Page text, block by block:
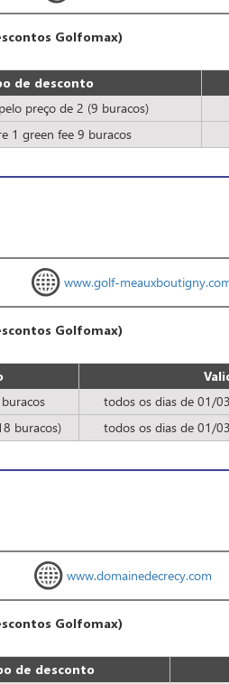
Golfomax)
de desconto
preço de 2 (9 buracos)
1 green fee 9 buracos
www.golf-
Golfomax)
todos os dias de 01/
buracos) todos os dias de 01/
www.domainedecrecy.com
Golfomax)
de desconto